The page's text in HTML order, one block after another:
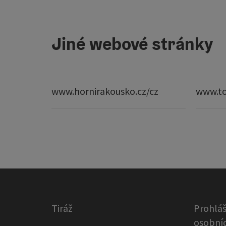
Jiné webové stránky
www.hornirakousko.cz/cz
Tiráž